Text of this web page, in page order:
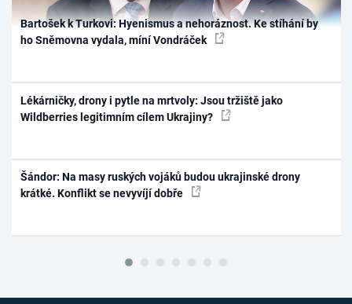
Bartošek k Turkovi: Hyenismus a nehoráznost. Ke stíhání by
ho Sněmovna vydala, míní Vondráček
Lékárničky, drony i pytle na mrtvoly: Jsou tržiště jako
Wildberries legitimním cílem Ukrajiny?
Šándor: Na masy ruských vojáků budou ukrajinské drony
krátké. Konflikt se nevyvíjí dobře